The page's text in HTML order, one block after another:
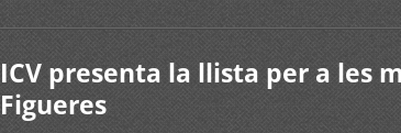
ICV presenta la llista per a les
Figueres